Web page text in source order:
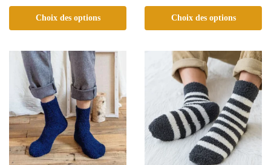
Choix des options
produit
variations.
options
peuvent
être
choisies
sur
la
Choix des options
produit
plusieurs
variations.
peuvent
être
choisies